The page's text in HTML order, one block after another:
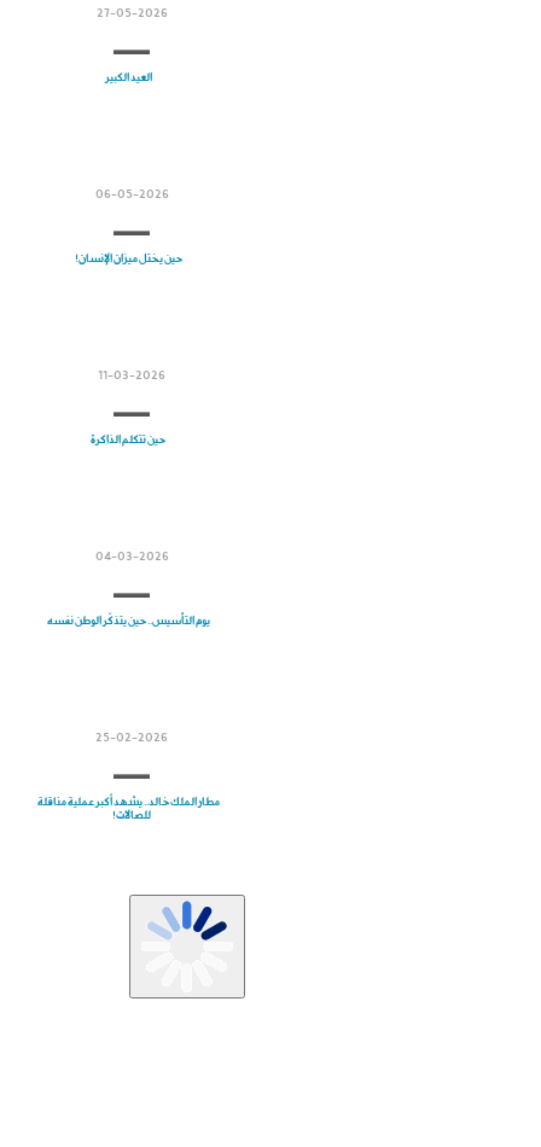
27-05-2026
العيد الكبير
06-05-2026
حين يختل ميزان الإنسان!
11-03-2026
حين تتكلم الذاكرة
04-03-2026
يوم التأسيس.. حين يتذكّر الوطن نفسه
25-02-2026
مطار الملك خالد.. يشهد أكبر عملية مناقلة
للصالات!